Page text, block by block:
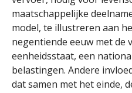
maatschappelijke
model, te illustreren aan
negentiende eeuw met de
eenheidsstaat, een
belastingen. Andere
dat samen met het einde,